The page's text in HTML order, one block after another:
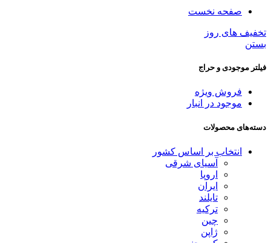
صفحه نخست
تخفیف های روز
بستن
فیلتر موجودی و حراج
فروش ویژه
موجود در انبار
دسته‌های محصولات
انتخاب بر اساس کشور
آسیای شرقی
اروپا
ایران
تایلند
ترکیه
چین
ژاپن